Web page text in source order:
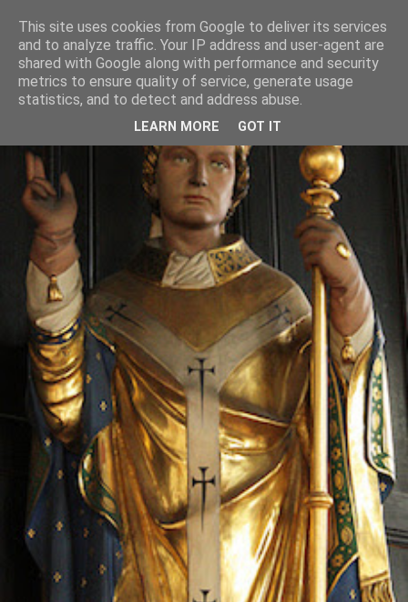
This site uses cookies from Google to deliver its services
and to analyze traffic. Your IP address and user-agent are
shared with Google along with performance and security
metrics to ensure quality of service, generate usage
statistics, and to detect and address abuse.
LEARN MORE GOT IT